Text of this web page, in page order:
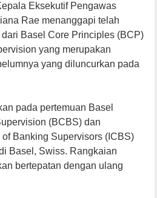
Eksekutif Pengawas
Rae menanggapi telah
Basel Core Principles (BCP)
yang merupakan
yang diluncurkan pada
pada pertemuan Basel
(BCBS) dan
of Banking Supervisors (ICBS)
Basel, Swiss. Rangkaian
bertepatan dengan ulang